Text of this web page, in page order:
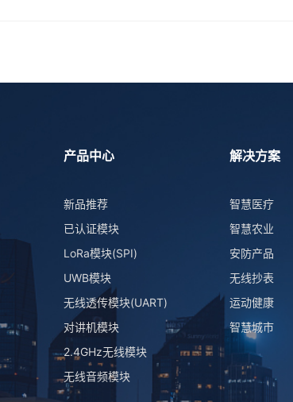
产品中心
新品推荐
已认证模块
LoRa模块(SPI)
UWB模块
无线透传模块(UART)
对讲机模块
2.4GHz无线模块
无线音频模块
解决方案
智慧医疗
智慧农业
安防产品
无线抄表
运动健康
智慧城市